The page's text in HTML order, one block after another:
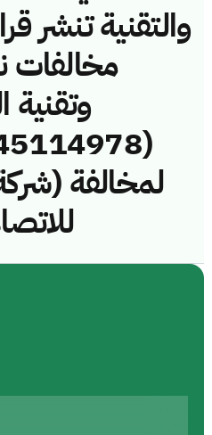
والتقنية تنشر
مخالفات
لمخالفة